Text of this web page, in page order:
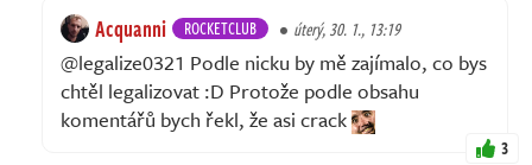
Acquanni ROCKETCLUB úterý, 30. 1., 13:19
@legalize0321 Podle nicku by mě zajímalo, co bys
chtěl legalizovat :D Protože podle obsahu
komentářů bych řekl, že asi crack
3